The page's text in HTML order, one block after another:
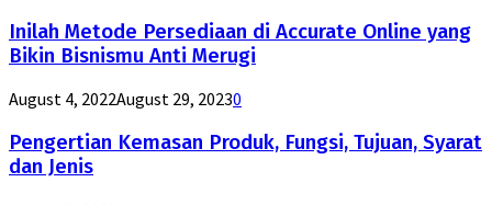
Inilah Metode Persediaan di Accurate Online yang
Bikin Bisnismu Anti Merugi
August 4, 2022August 29, 20230
Pengertian Kemasan Produk, Fungsi, Tujuan, Syarat
dan Jenis